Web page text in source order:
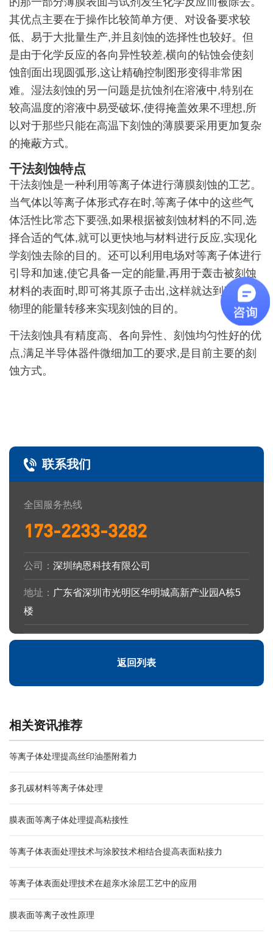
其优点主要在于操作比较简单方便、对设备要求较
低、易于大批量生产,并且刻蚀的选择性也较好。但
是由于化学反应的各向异性较差,横向的钻蚀会使刻
蚀剖面出现圆弧形,这让精确控制图形变得非常困
难。湿法刻蚀的另一问题是抗蚀剂在溶液中,特别在
较高温度的溶液中易受破坏,使得掩盖效果不理想,所
以对于那些只能在高温下刻蚀的薄膜要采用更加复杂
的掩蔽方式。
干法刻蚀特点
干法刻蚀是一种利用等离子体进行薄膜刻蚀的工艺。
当气体以等离子体形式存在时,等离子体中的这些气
体活性比常态下要强,如果根据被刻蚀材料的不同,选
择合适的气体,就可以更快地与材料进行反应,实现化
学刻蚀去除的目的。还可以利用电场对等离子体进行
引导和加速,使它具备一定的能量,再用于轰击被刻蚀
材料的表面时,即可将其原子击出,这样就达到了利用
物理的能量转移来实现刻蚀的目的。
干法刻蚀具有精度高、各向异性、刻蚀均匀性好的优
点,满足半导体器件微细加工的要求,是目前主要的刻
蚀方式。
联系我们
全国服务热线
173-2233-3282
公司： 深圳纳恩科技有限公司
地址： 广东省深圳市光明区华明城高新产业园A栋5
楼
返回列表
相关资讯推荐
等离子体处理提高丝印油墨附着力
多孔碳材料等离子体处理
膜表面等离子体处理提高粘接性
等离子体表面处理技术与涂胶技术相结合提高表面粘接力
等离子体表面处理技术在超亲水涂层工艺中的应用
膜表面等离子改性原理